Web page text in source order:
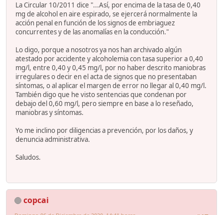
La Circular 10/2011 dice "...Así, por encima de la tasa de 0,40
mg de alcohol en aire espirado, se ejercerá normalmente la
acción penal en función de los signos de embriaguez
concurrentes y de las anomalías en la conducción."
Lo digo, porque a nosotros ya nos han archivado algún
atestado por accidente y alcoholemia con tasa superior a 0,40
mg/l, entre 0,40 y 0,45 mg/l, por no haber descrito maniobras
irregulares o decir en el acta de signos que no presentaban
síntomas, o al aplicar el margen de error no llegar al 0,40 mg/l.
También digo que he visto sentencias que condenan por
debajo del 0,60 mg/l, pero siempre en base a lo reseñado,
maniobras y síntomas.
Yo me inclino por diligencias a prevención, por los daños, y
denuncia administrativa.
Saludos.
copcai